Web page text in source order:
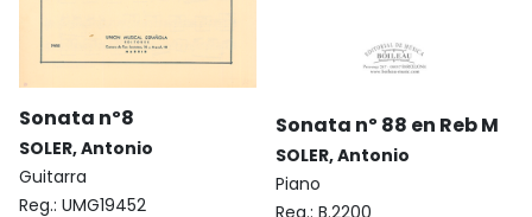
Sonata nº8
SOLER, Antonio
Guitarra
Reg.: UMG19452
Sonata nº 88 en Reb M
SOLER, Antonio
Piano
Reg.: B.2200